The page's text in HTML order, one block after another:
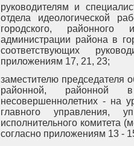
руководителям и
отдела идеологической
городского, районного
администрации района в
соответствующих
приложениям 17, 21, 23;
заместителю председателя
районной,
несовершеннолетних - на
главного управления,
исполнительного комитета
согласно приложениям 13 -